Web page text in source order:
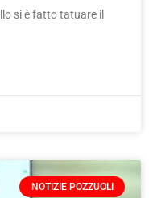
si è fatto tatuare il
NOTIZIE POZZUOLI